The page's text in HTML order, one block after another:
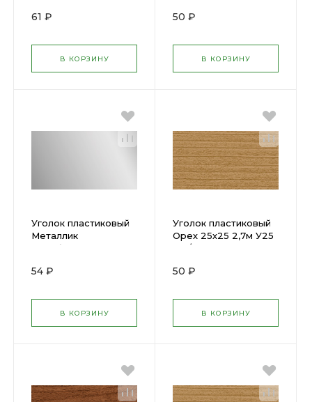
61 ₽
В КОРЗИНУ
50 ₽
В КОРЗИНУ
Уголок пластиковый
Металлик
серебристый 25х25
54 ₽
В КОРЗИНУ
Уголок пластиковый
Орех 25х25 2,7м У25
291/ОРХ
50 ₽
В КОРЗИНУ